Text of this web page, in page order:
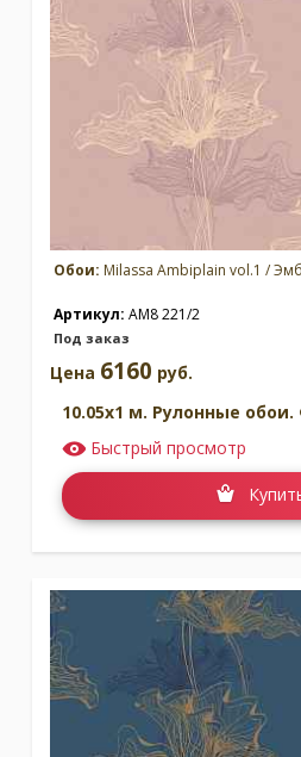
Обои: Milassa Ambiplain vol.1 /
Артикул: AM8 221/2
Под заказ
Цена 6160 руб.
10.05x1 м. Рулонные
Быстрый просмотр